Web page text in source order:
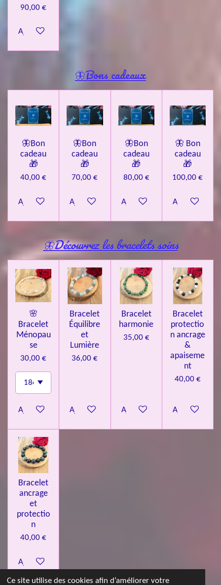
Ce site utilise des cookies afin d’améliorer votre
90,00 €
Ajouter au panier
🦋Bons cadeaux
🦋Bon
cadeau
🎁
40,00 €
Ajouter au panier
🦋Bon
cadeau
🎁
70,00 €
Ajouter au panier
🦋Bon
cadeau
🎁
80,00 €
Ajouter au panier
🦋 Bon
cadeau
🎁
100,00 €
Ajouter au
🦋Découvrez les bracelets soins
🌸
Bracelet
Ménopau
se
30,00 €
Ajouter au panier
Bracelet
Équilibre
et
Lumière
36,00 €
Ajouter au panier
Bracelet
harmonie
35,00 €
Ajouter au panier
Bracelet
protectio
n ancrage
&
apaiseme
nt
40,00 €
Ajouter au
Bracelet
ancrage
et
protectio
n
40,00 €
Ajouter au panier